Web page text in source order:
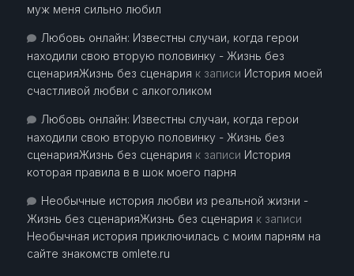
муж меня сильно любил
Любовь онлайн: Известны случаи, когда герои
находили свою вторую половинку - Жизнь без
сценарияЖизнь без сценария к записи История моей
счастливой любви с алкоголиком
Любовь онлайн: Известны случаи, когда герои
находили свою вторую половинку - Жизнь без
сценарияЖизнь без сценария к записи История
которая правила в в шок моего парня
Необычные история любви из реальной жизни -
Жизнь без сценарияЖизнь без сценария к записи
Необычная история приключилась с моим парням на
сайте знакомств omlete.ru